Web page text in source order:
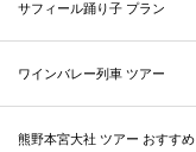
サフィール踊り子 プラン
ワインバレー列車 ツアー
熊野本宮大社 ツアー おすすめ